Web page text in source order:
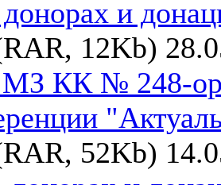
и
12Kb)
КК № 248-
52Kb)